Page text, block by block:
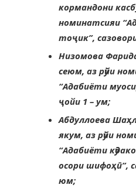
кормандони
номинатсияи
тоҷик”,
Низомова
сеюм, аз рӯйи
“Адабиёти
ҷойи 1 – ум;
Абдуллоева
якум, аз рӯйи
“Адабиёти
осори шифоҳӣ”,
юм;